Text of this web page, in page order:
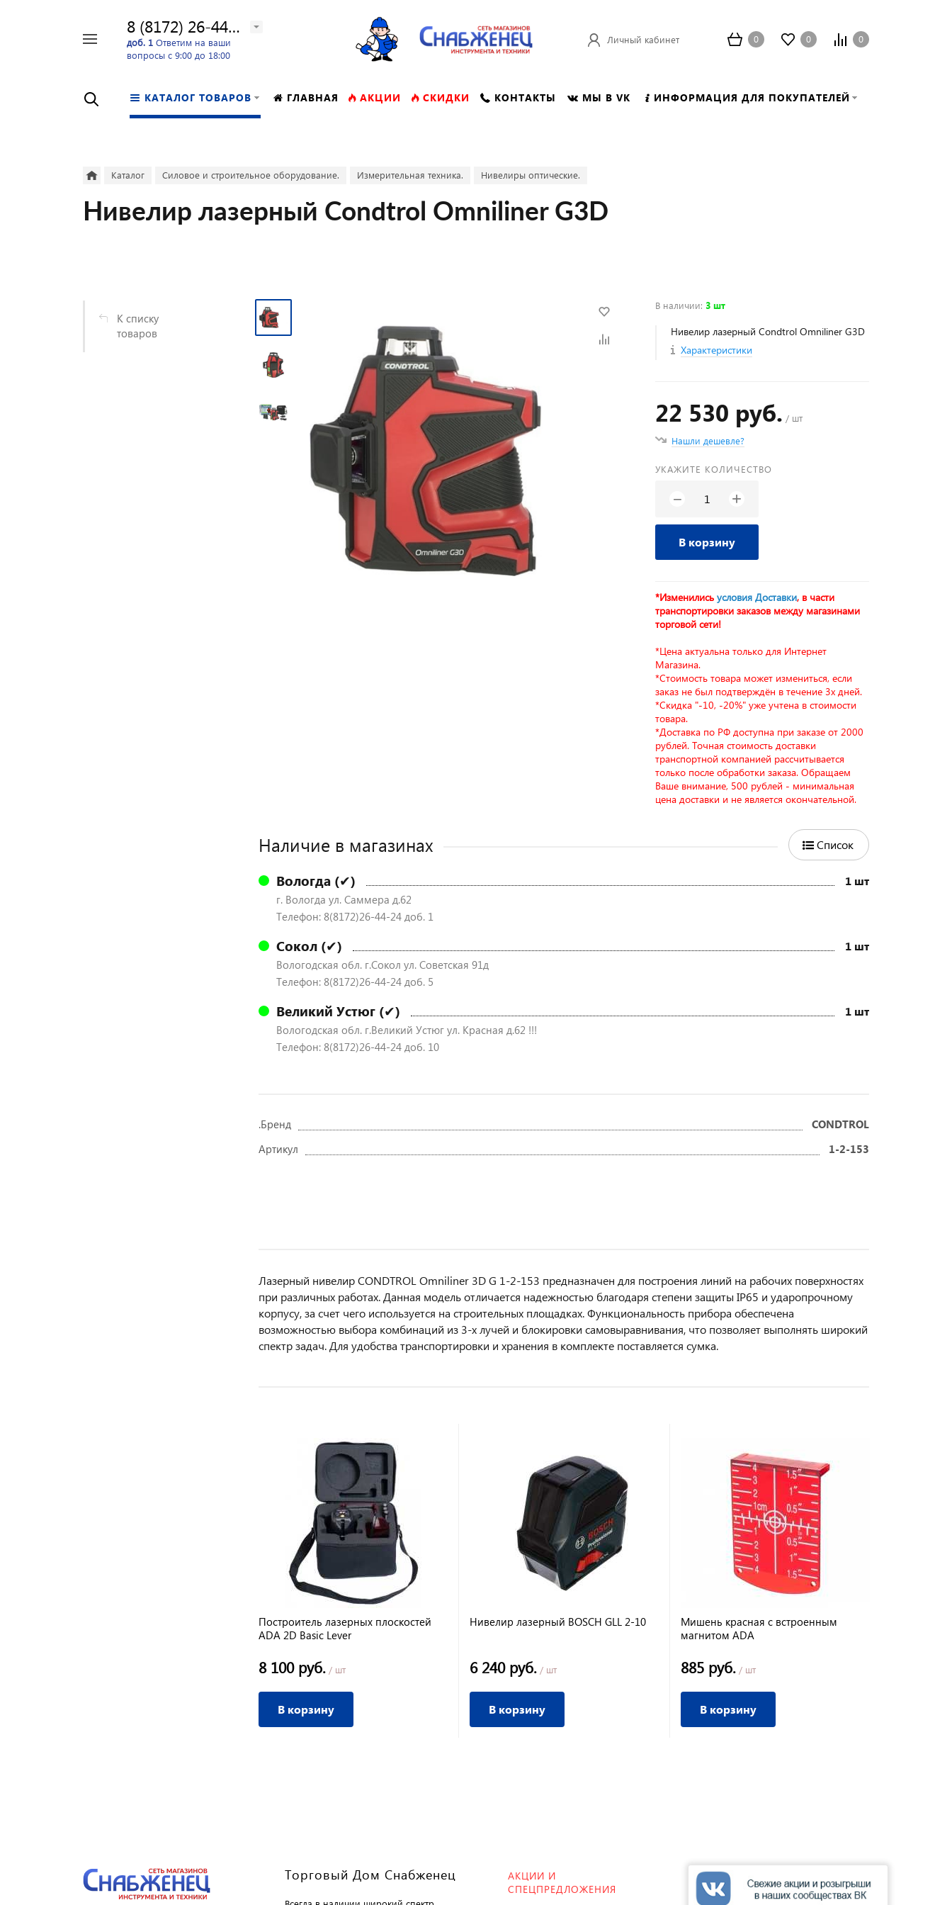
8 (8172) 26-44-24
доб. 1 Ответим на ваши
вопросы с 9:00 до 18:00
Личный кабинет 0 0 0
КАТАЛОГ ТОВАРОВ ГЛАВНАЯ АКЦИИ СКИДКИ КОНТАКТЫ МЫ В VK ИНФОРМАЦИЯ ДЛЯ ПОКУПАТЕЛЕЙ
Каталог Силовое и строительное оборудование. Измерительная техника. Нивелиры оптические.
Нивелир лазерный Condtrol Omniliner G3D
К списку
товаров
В наличии: 3 шт
Нивелир лазерный Condtrol Omniliner G3D
Характеристики
22 530 руб. / шт
Нашли дешевле?
УКАЖИТЕ КОЛИЧЕСТВО
− +
В корзину
*Изменилисьусловия Доставки, в части
транспортировки заказов между магазинами
торговой сети!
*Цена актуальна только для Интернет
Магазина.
*Стоимость товара может измениться, если
заказ не был подтверждён в течение 3х дней.
*Скидка "-10, -20%" уже учтена в стоимости
товара.
*Доставка по РФ доступна при заказе от 2000
рублей. Точная стоимость доставки
транспортной компанией рассчитывается
только после обработки заказа. Обращаем
Ваше внимание, 500 рублей - минимальная
цена доставки и не является окончательной.
Наличие в магазинах Список
Вологда (✔) 1 шт
г. Вологда ул. Саммера д.62
Телефон: 8(8172)26-44-24 доб. 1
Сокол (✔) 1 шт
Вологодская обл. г.Сокол ул. Советская 91д
Телефон: 8(8172)26-44-24 доб. 5
Великий Устюг (✔) 1 шт
Вологодская обл. г.Великий Устюг ул. Красная д.62 !!!
Телефон: 8(8172)26-44-24 доб. 10
.Бренд
CONDTROL
Артикул
1-2-153
Лазерный нивелир CONDTROL Omniliner 3D G 1-2-153 предназначен для построения линий на рабочих поверхностях
при различных работах. Данная модель отличается надежностью благодаря степени защиты IP65 и ударопрочному
корпусу, за счет чего используется на строительных площадках. Функциональность прибора обеспечена
возможностью выбора комбинаций из 3-х лучей и блокировки самовыравнивания, что позволяет выполнять широкий
спектр задач. Для удобства транспортировки и хранения в комплекте поставляется сумка.
Построитель лазерных плоскостей
ADA 2D Basic Lever
8 100 руб. / шт
В корзину
Нивелир лазерный BOSCH GLL 2-10
6 240 руб. / шт
В корзину
Мишень красная с встроенным
магнитом ADA
885 руб. / шт
В корзину
Торговый Дом Снабженец
АКЦИИ И
СПЕЦПРЕДЛОЖЕНИЯ